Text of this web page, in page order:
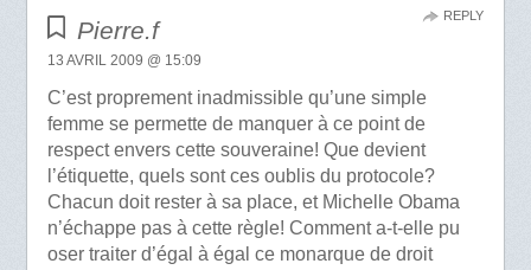
Pierre.f
13 AVRIL 2009 @ 15:09
C’est proprement inadmissible qu’une simple
femme se permette de manquer à ce point de
respect envers cette souveraine! Que devient
l’étiquette, quels sont ces oublis du protocole?
Chacun doit rester à sa place, et Michelle Obama
n’échappe pas à cette règle! Comment a-t-elle pu
oser traiter d’égal à égal ce monarque de droit
REPLY